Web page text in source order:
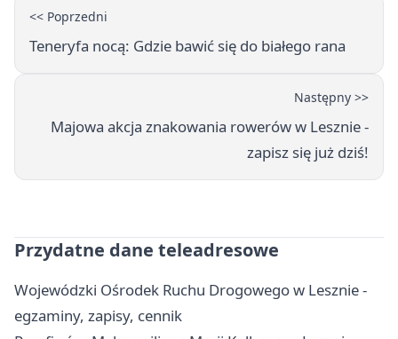
<< Poprzedni
Teneryfa nocą: Gdzie bawić się do białego rana
Następny >>
Majowa akcja znakowania rowerów w Lesznie -
zapisz się już dziś!
Przydatne dane teleadresowe
Wojewódzki Ośrodek Ruchu Drogowego w Lesznie -
egzaminy, zapisy, cennik